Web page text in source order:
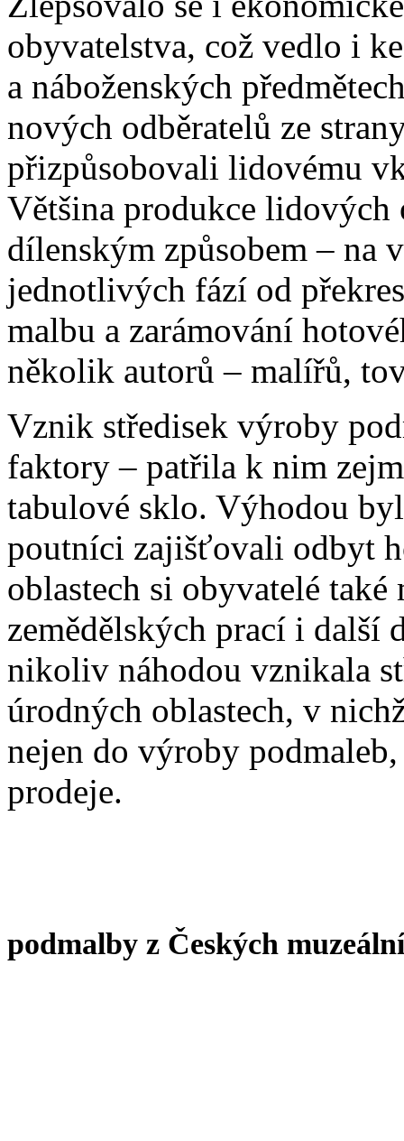
obyvatelstva, což vedlo i
a náboženských
nových odběratelů ze
přizpůsobovali lidovému
Většina produkce lidových
dílenským způsobem – na
jednotlivých fází od
malbu a zarámování
několik autorů – malířů,
Vznik středisek výroby
faktory – patřila k nim
tabulové sklo. Výhodou
poutníci zajišťovali odbyt
oblastech si obyvatelé
zemědělských prací i další
nikoliv náhodou vznikala
úrodných oblastech, v
nejen do výroby
prodeje.
podmalby z Českých